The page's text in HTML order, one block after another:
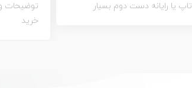
تاپ یا رایانه دست دوم بسیار
توضیحات
خرید